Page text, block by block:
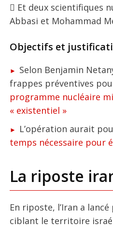
 Et deux scientifiques
Abbasi et Mohammad
Objectifs et
Selon Benjamin
frappes préventives
programme nucléaire
« existentiel »
L’opération aurait
temps nécessaire pour
La riposte
En riposte, l’Iran a
ciblant le territoire